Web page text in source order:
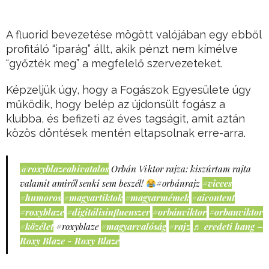
A fluorid bevezetése mögött valójában egy ebből
profitáló “iparág” állt, akik pénzt nem kímélve
“győzték meg” a megfelelő szervezeteket.
Képzeljük úgy, hogy a Fogászok Egyesülete úgy
működik, hogy belép az újdonsült fogász a
klubba, és befizeti az éves tagságit, amit aztán
közös döntések mentén eltapsolnak erre-arra.
@roxyblazeahivatalos Orbán Viktor rajza: kiszúrtam rajta
valamit amiről senki sem beszél!
#orbánrajz #vicces
#humoros #magyartiktok #magyarmémek #aicontent
#roxyblaze #digitálisinfluenszer #orbánviktor #orbanviktor
#közélet #roxyblaze #magyarvalóság #rajz ♬ eredeti hang –
Roxy Blaze - Roxy Blaze